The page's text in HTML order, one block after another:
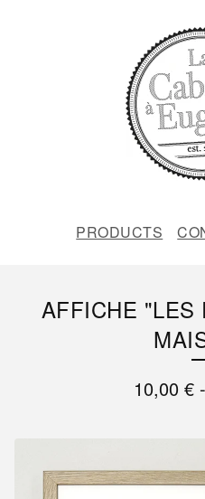
PRODUCTS
AFFICHE "LES
10,00 €-